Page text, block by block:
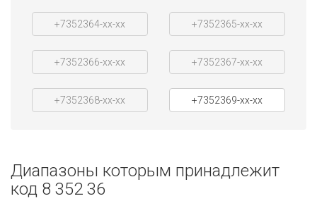
+7352364-xx-xx +7352365-xx-xx
+7352366-xx-xx +7352367-xx-xx
+7352368-xx-xx +7352369-xx-xx
Диапазоны которым принадлежит
код 8 352 36